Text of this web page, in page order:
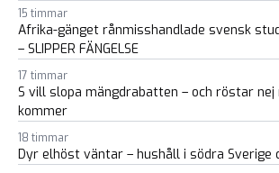
15 timmar
Afrika-gänget rånmisshandlade svensk
– SLIPPER FÄNGELSE
17 timmar
S vill slopa mängdrabatten – och röstar nej
kommer
18 timmar
Dyr elhöst väntar – hushåll i södra Sverige